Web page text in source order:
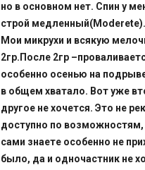
но в основном нет. Спин у
строй
Мои микрухи и всякую
2гр.После 2гр
особенно осенью на
в общем хватало. Вот уже
другое не хочется. Это не
доступно по
сами знаете особенно не
было, да и одночастник не